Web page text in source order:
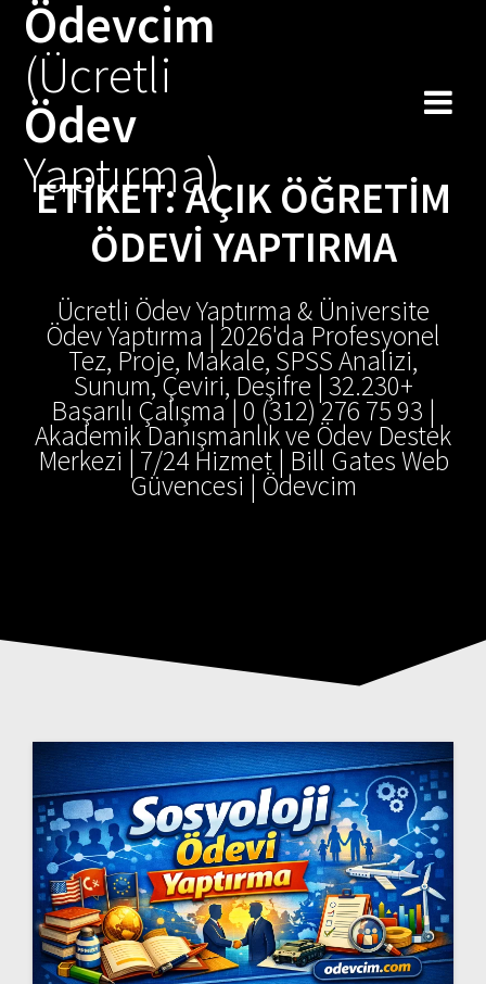
Ödevcim
(Ücretli
Ödev
Yaptırma)
ETIKET:AÇIK ÖĞRETIM
ÖDEVI YAPTIRMA
Ücretli Ödev Yaptırma & Üniversite
Ödev Yaptırma | 2026'da Profesyonel
Tez, Proje, Makale, SPSS Analizi,
Sunum, Çeviri, Deşifre | 32.230+
Başarılı Çalışma | 0 (312) 276 75 93 |
Akademik Danışmanlık ve Ödev Destek
Merkezi | 7/24 Hizmet | Bill Gates Web
Güvencesi | Ödevcim